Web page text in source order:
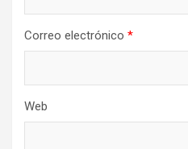
Correo electrónico *
Web